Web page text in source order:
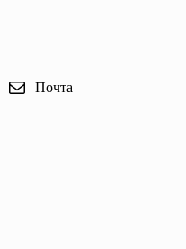
Почта